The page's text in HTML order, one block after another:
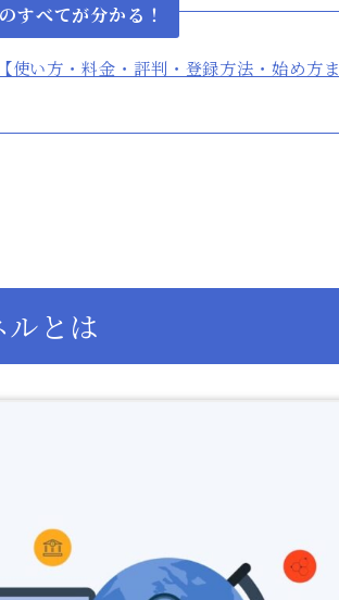
すべてが分かる！
使い方・料金・評判・登録方法・始め方ま
とは